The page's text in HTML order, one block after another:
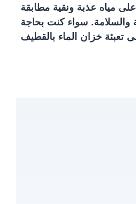
مياه عذبة ونقية مطابقة
والسلامة. سواء كنت بحاجة
تعبئة خزان الماء بالقطيف